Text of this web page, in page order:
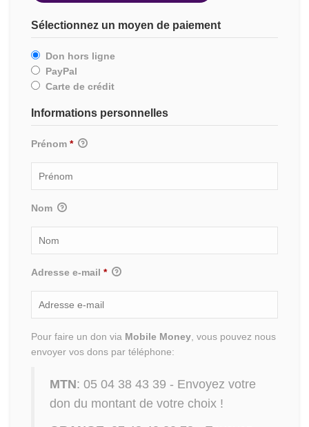
Sélectionnez un moyen de paiement
Don hors ligne
PayPal
Carte de crédit
Informations personnelles
Prénom *
Nom
Adresse e-mail *
Pour faire un don via Mobile Money , vous pouvez nous
envoyer vos dons par téléphone:
MTN: 05 04 38 43 39 - Envoyez votre
don du montant de votre choix !